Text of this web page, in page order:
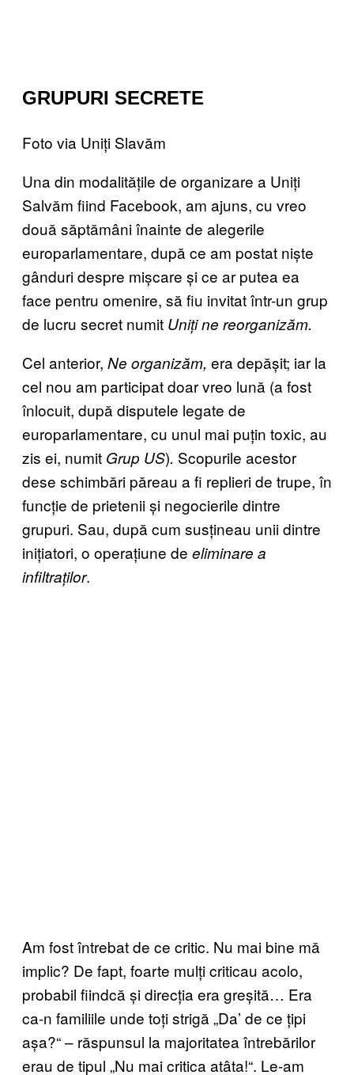
GRUPURI SECRETE
Foto via Uniți Slavăm
Una din modalitățile de organizare a Uniți
Salvăm fiind Facebook, am ajuns, cu vreo
două săptămâni înainte de alegerile
europarlamentare, după ce am postat niște
gânduri despre mișcare și ce ar putea ea
face pentru omenire, să fiu invitat într-un grup
de lucru secret numit Uniți ne reorganizăm.
Cel anterior, Ne organizăm, era depășit; iar la
cel nou am participat doar vreo lună (a fost
înlocuit, după disputele legate de
europarlamentare, cu unul mai puțin toxic, au
zis ei, numit Grup US). Scopurile acestor
dese schimbări păreau a fi replieri de trupe, în
funcție de prietenii și negocierile dintre
grupuri. Sau, după cum susțineau unii dintre
inițiatori, o operațiune de eliminare a
infiltraților.
Am fost întrebat de ce critic. Nu mai bine mă
implic? De fapt, foarte mulți criticau acolo,
probabil fiindcă și direcția era greșită… Era
ca-n familiile unde toți strigă „Da’ de ce țipi
așa?“ – răspunsul la majoritatea întrebărilor
erau de tipul „Nu mai critica atâta!“. Le-am